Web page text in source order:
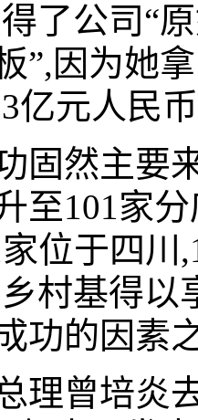
了公司“
”,因为她
亿元人民
固然主要
至101家
位于四
村基得以
功的因素
理曾培炎